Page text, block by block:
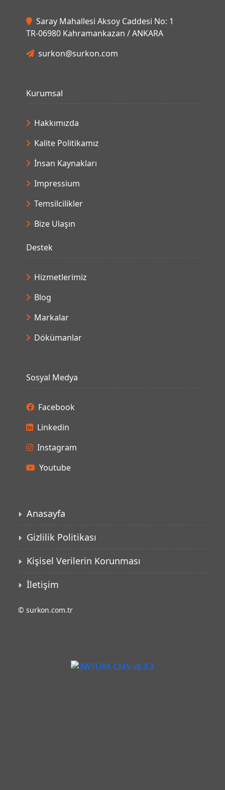
Saray Mahallesi Aksoy Caddesi No: 1
TR-06980 Kahramankazan / ANKARA
surkon@surkon.com
Kurumsal
Hakkımızda
Kalite Politikamız
İnsan Kaynakları
Impressium
Temsilcilikler
Bize Ulaşın
Destek
Hizmetlerimiz
Blog
Markalar
Dökümanlar
Sosyal Medya
Facebook
Linkedin
Instagram
Youtube
Anasayfa
Gizlilik Politikası
Kişisel Verilerin Korunması
İletişim
© surkon.com.tr